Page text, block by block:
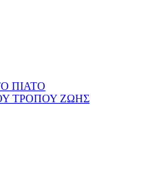
ΠΙΑΤΟ
ΤΡΟΠΟΥ ΖΩΗΣ